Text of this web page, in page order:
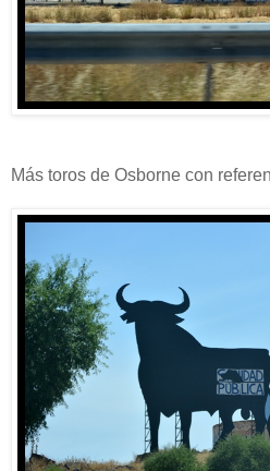
Más toros de Osborne con